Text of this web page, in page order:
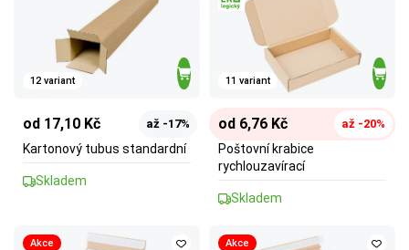
12 variant
od 17,10 Kč až -17%
Kartonový tubus standardní
Skladem
11 variant
od 6,76 Kč až -20%
Poštovní krabice
rychlouzavírací
Skladem
Akce Akce